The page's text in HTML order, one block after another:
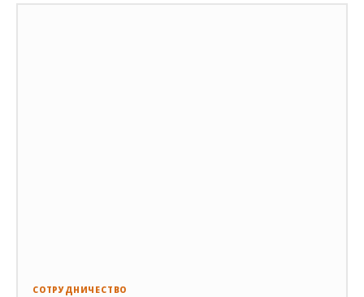
СОТРУДНИЧЕСТВО